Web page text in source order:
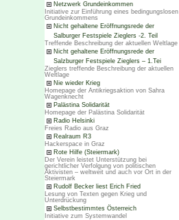
Netzwerk Grundeinkommen
Initiative zur Einführung eines bedingungslosen
Grundeinkommens
Nicht gehaltene Eröffnungsrede der
Salburger Festspiele Zieglers -2. Teil
Treffende Beschreibung der aktuellen Weltlage
Nicht gehaltene Eröffnungsrede der
Salzburger Festspiele Zieglers – 1.Tei
Zieglers treffende Beschreibung der aktuellen
Weltlage
Nie wieder Krieg
Homepage der Antikriegsaktion von Sahra
Wagenknecht
Palästina Solidarität
Homepage der Palästina Solidarität
Radio Helsinki
Freies Radio aus Graz
Realraum R3
Hackerspace in Graz
Rote Hilfe (Steiermark)
Der Verein leistet Unterstützung bei
gerichtlicher Verfolgung von politischen
Aktivisten – weltweit und auch vor Ort in der
Steiermark
Rudolf Becker liest Erich Fried
Lesung von Texten gegen Krieg und
Unterdrückung
Selbstbestimmtes Österreich
Initiative zum Systemwandel